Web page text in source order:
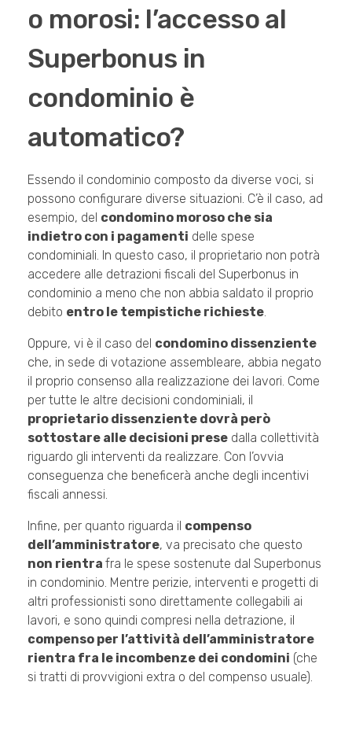
o morosi: l’accesso al
Superbonus in
condominio è
automatico?
Essendo il condominio composto da diverse voci, si
possono configurare diverse situazioni. C’è il caso, ad
esempio, del condomino moroso che sia
indietro con i pagamenti delle spese
condominiali. In questo caso, il proprietario non potrà
accedere alle detrazioni fiscali del Superbonus in
condominio a meno che non abbia saldato il proprio
debito entro le tempistiche richieste.
Oppure, vi è il caso del condomino dissenziente
che, in sede di votazione assembleare, abbia negato
il proprio consenso alla realizzazione dei lavori. Come
per tutte le altre decisioni condominiali, il
proprietario dissenziente dovrà però
sottostare alle decisioni prese dalla collettività
riguardo gli interventi da realizzare. Con l’ovvia
conseguenza che beneficerà anche degli incentivi
fiscali annessi.
Infine, per quanto riguarda il compenso
dell’amministratore, va precisato che questo
non rientra fra le spese sostenute dal Superbonus
in condominio. Mentre perizie, interventi e progetti di
altri professionisti sono direttamente collegabili ai
lavori, e sono quindi compresi nella detrazione, il
compenso per l’attività dell’amministratore
rientra fra le incombenze dei condomini (che
si tratti di provvigioni extra o del compenso usuale).